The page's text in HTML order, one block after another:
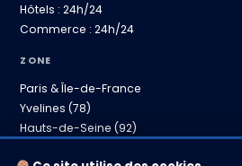
Hôtels : 24h/24
Commerce : 24h/24
ZONE
Paris & Île-de-France
Yvelines (78)
Hauts-de-Seine (92)